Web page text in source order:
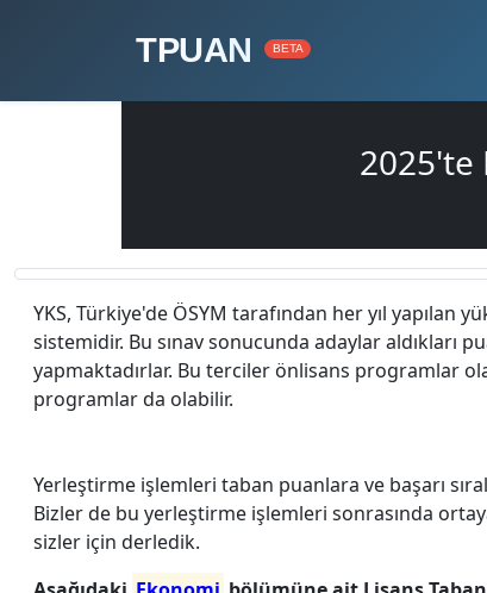
TPUAN BETA
2025'te
YKS, Türkiye'de ÖSYM tarafından her yıl yapılan
sistemidir. Bu sınav sonucunda adaylar aldıkları
yapmaktadırlar. Bu terciler önlisans programlar
programlar da olabilir.
Yerleştirme işlemleri taban puanlara ve başarı
Bizler de bu yerleştirme işlemleri sonrasında
sizler için derledik.